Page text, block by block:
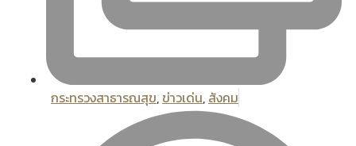
กระทรวงสาธารณสุข, ข่าวเด่น, สังคม